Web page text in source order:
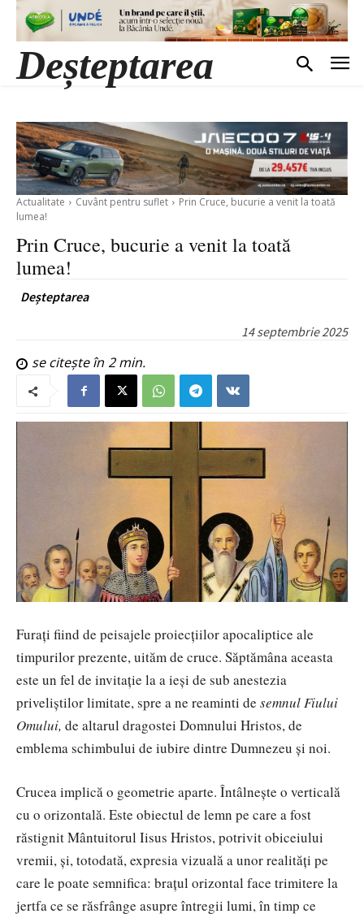
Deșteptarea
Actualitate Cuvânt pentru suflet
Prin Cruce, bucurie a venit la toată
lumea!
Prin Cruce, bucurie a venit la toată
lumea!
Deșteptarea
14 septembrie 2025
se citește în 2min.
Furați fiind de peisajele proiecțiilor apocaliptice ale
timpurilor prezente, uităm de cruce. Săptămâna aceasta
este un fel de invitație la a ieși de sub anestezia
priveliștilor limitate, spre a ne reaminti de semnul Fiului
Omului, de altarul dragostei Domnului Hristos, de
emblema schimbului de iubire dintre Dumnezeu și noi.
Crucea implică o geometrie aparte. Întâlnește o verticală
cu o orizontală. Este obiectul de lemn pe care a fost
răstignit Mântuitorul Iisus Hristos, potrivit obiceiului
vremii, și, totodată, expresia vizuală a unor realități pe
care le poate semnifica: brațul orizontal face trimitere la
jertfa ce se răsfrânge asupre întregii lumi, în timp ce